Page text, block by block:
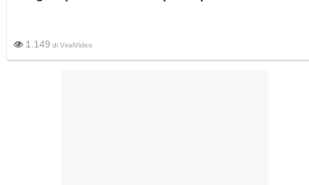
1.149 di ViralVideo